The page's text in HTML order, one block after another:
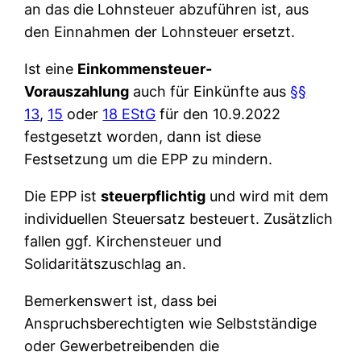
an das die Lohnsteuer abzuführen ist, aus
den Einnahmen der Lohnsteuer ersetzt.
Ist eine Einkommensteuer-
Vorauszahlung auch für Einkünfte aus §§
13, 15 oder 18 EStG für den 10.9.2022
festgesetzt worden, dann ist diese
Festsetzung um die EPP zu mindern.
Die EPP iststeuerpflichtig und wird mit dem
individuellen Steuersatz besteuert. Zusätzlich
fallen ggf. Kirchensteuer und
Solidaritätszuschlag an.
Bemerkenswert ist, dass bei
Anspruchsberechtigten wie Selbstständige
oder Gewerbetreibenden die